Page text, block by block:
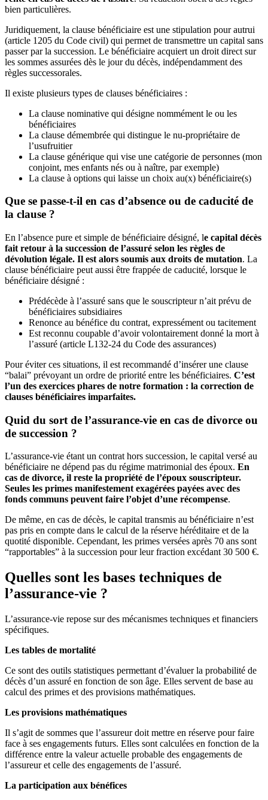
bien particulières.
Juridiquement, la clause bénéficiaire est une stipulation pour autrui
(article 1205 du Code civil) qui permet de transmettre un capital sans
passer par la succession. Le bénéficiaire acquiert un droit direct sur
les sommes assurées dès le jour du décès, indépendamment des
règles successorales.
Il existe plusieurs types de clauses bénéficiaires :
La clause nominative qui désigne nommément le ou les
bénéficiaires
La clause démembrée qui distingue le nu-propriétaire de
l’usufruitier
La clause générique qui vise une catégorie de personnes (mon
conjoint, mes enfants nés ou à naître, par exemple)
La clause à options qui laisse un choix au(x) bénéficiaire(s)
Que se passe-t-il en cas d’absence ou de caducité de
la clause ?
En l’absence pure et simple de bénéficiaire désigné, le capital décès
fait retour à la succession de l’assuré selon les règles de
dévolution légale. Il est alors soumis aux droits de mutation. La
clause bénéficiaire peut aussi être frappée de caducité, lorsque le
bénéficiaire désigné :
Prédécède à l’assuré sans que le souscripteur n’ait prévu de
bénéficiaires subsidiaires
Renonce au bénéfice du contrat, expressément ou tacitement
Est reconnu coupable d’avoir volontairement donné la mort à
l’assuré (article L132-24 du Code des assurances)
Pour éviter ces situations, il est recommandé d’insérer une clause
“balai” prévoyant un ordre de priorité entre les bénéficiaires. C’est
l’un des exercices phares de notre formation : la correction de
clauses bénéficiaires imparfaites.
Quid du sort de l’assurance-vie en cas de divorce ou
de succession ?
L’assurance-vie étant un contrat hors succession, le capital versé au
bénéficiaire ne dépend pas du régime matrimonial des époux. En
cas de divorce, il reste la propriété de l’époux souscripteur.
Seules les primes manifestement exagérées payées avec des
fonds communs peuvent faire l’objet d’une récompense.
De même, en cas de décès, le capital transmis au bénéficiaire n’est
pas pris en compte dans le calcul de la réserve héréditaire et de la
quotité disponible. Cependant, les primes versées après 70 ans sont
“rapportables” à la succession pour leur fraction excédant 30 500 €.
Quelles sont les bases techniques de
l’assurance-vie ?
L’assurance-vie repose sur des mécanismes techniques et financiers
spécifiques.
Les tables de mortalité
Ce sont des outils statistiques permettant d’évaluer la probabilité de
décès d’un assuré en fonction de son âge. Elles servent de base au
calcul des primes et des provisions mathématiques.
Les provisions mathématiques
Il s’agit de sommes que l’assureur doit mettre en réserve pour faire
face à ses engagements futurs. Elles sont calculées en fonction de la
différence entre la valeur actuelle probable des engagements de
l’assureur et celle des engagements de l’assuré.
La participation aux bénéfices